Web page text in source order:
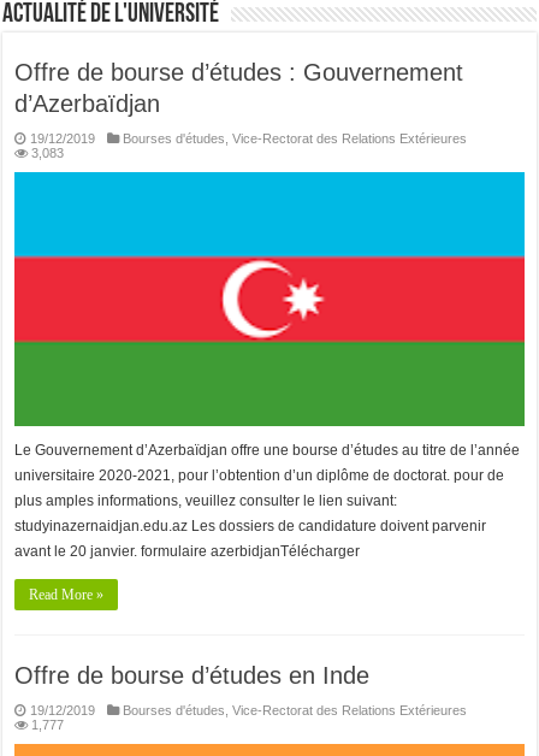
Actualité de l'université
Offre de bourse d’études : Gouvernement
d’Azerbaïdjan
19/12/2019 Bourses d'études ,Vice-Rectorat des Relations Extérieures
3,083
Le Gouvernement d’Azerbaïdjan offre une bourse d’études au titre de l’année
universitaire 2020-2021, pour l’obtention d’un diplôme de doctorat. pour de
plus amples informations, veuillez consulter le lien suivant:
studyinazernaidjan.edu.az Les dossiers de candidature doivent parvenir
avant le 20 janvier. formulaire azerbidjanTélécharger
Read More »
Offre de bourse d’études en Inde
19/12/2019 Bourses d'études ,Vice-Rectorat des Relations Extérieures
1,777